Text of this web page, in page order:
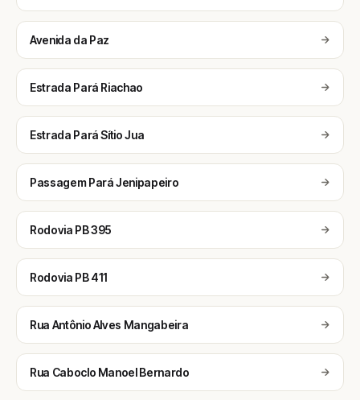
Avenida da Paz
Estrada Pará Riachao
Estrada Pará Sítio Jua
Passagem Pará Jenipapeiro
Rodovia PB 395
Rodovia PB 411
Rua Antônio Alves Mangabeira
Rua Caboclo Manoel Bernardo